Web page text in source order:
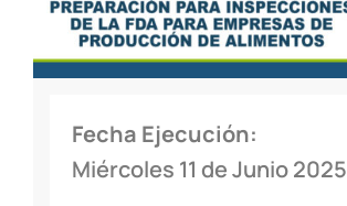
Fecha Ejecución:
Miércoles 11 de Junio 2025